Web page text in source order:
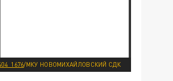
/МКУ НОВОМИХАЙЛОВСКИЙ СДК